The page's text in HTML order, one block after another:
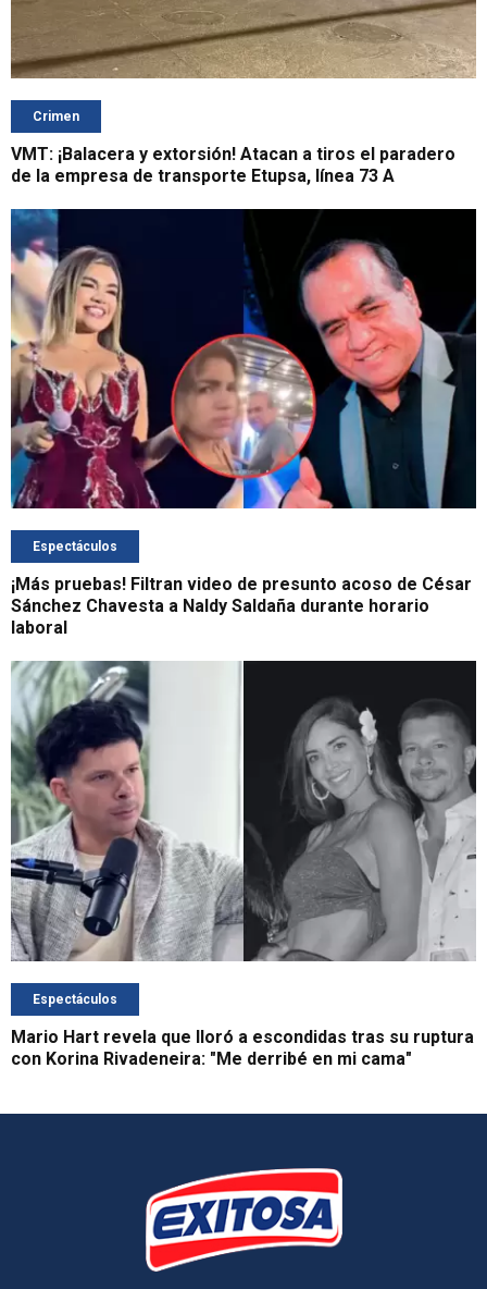
Crimen
VMT: ¡Balacera y extorsión! Atacan a tiros el paradero
de la empresa de transporte Etupsa, línea 73 A
Espectáculos
¡Más pruebas! Filtran video de presunto acoso de César
Sánchez Chavesta a Naldy Saldaña durante horario
laboral
Espectáculos
Mario Hart revela que lloró a escondidas tras su ruptura
con Korina Rivadeneira: "Me derribé en mi cama"